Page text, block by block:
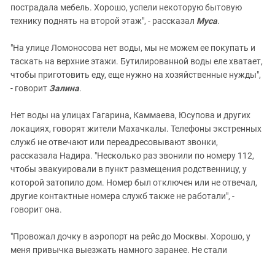
пострадала мебель. Хорошо, успели некоторую бытовую
технику поднять на второй этаж", - рассказал Муса.
"На улице Ломоносова нет воды, мы не можем ее покупать и
таскать на верхние этажи. Бутилированной воды еле хватает,
чтобы приготовить еду, еще нужно на хозяйственные нужды",
- говорит Залина.
Нет воды на улицах Гагарина, Каммаева, Юсупова и других
локациях, говорят жители Махачкалы. Телефоны экстренных
служб не отвечают или переадресовывают звонки,
рассказала Надира. "Несколько раз звонили по номеру 112,
чтобы эвакуировали в пункт размещения родственницу, у
которой затопило дом. Номер был отключен или не отвечал,
другие контактные номера служб также не работали", -
говорит она.
"Провожал дочку в аэропорт на рейс до Москвы. Хорошо, у
меня привычка выезжать намного заранее. Не стали